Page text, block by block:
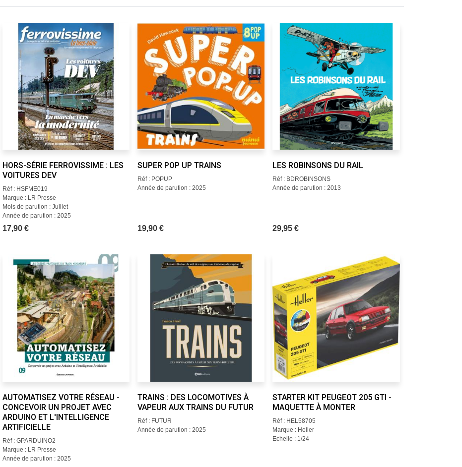
HORS-SÉRIE FERROVISSIME : LES
VOITURES DEV
Réf : HSFME019
Marque : LR Presse
Mois de parution : Juillet
Année de parution : 2025
17,90 €
SUPER POP UP TRAINS
Réf : POPUP
Année de parution : 2025
19,90 €
LES ROBINSONS DU RAIL
Réf : BDROBINSONS
Année de parution : 2013
29,95 €
AUTOMATISEZ VOTRE RÉSEAU -
CONCEVOIR UN PROJET AVEC
ARDUINO ET L'INTELLIGENCE
ARTIFICIELLE
Réf : GPARDUINO2
Marque : LR Presse
Année de parution : 2025
TRAINS : DES LOCOMOTIVES À
VAPEUR AUX TRAINS DU FUTUR
Réf : FUTUR
Année de parution : 2025
STARTER KIT PEUGEOT 205 GTI -
MAQUETTE À MONTER
Réf : HEL58705
Marque : Heller
Echelle : 1/24